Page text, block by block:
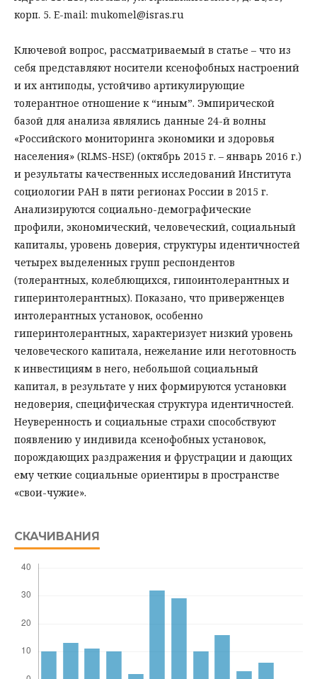
корп. 5. E-mail: mukomel@isras.ru
Ключевой вопрос, рассматриваемый в статье – что из
себя представляют носители ксенофобных настроений
и их антиподы, устойчиво артикулирующие
толерантное отношение к “иным”. Эмпирической
базой для анализа являлись данные 24-й волны
«Российского мониторинга экономики и здоровья
населения» (RLMS-HSE) (октябрь 2015 г. – январь 2016 г.)
и результаты качественных исследований Института
социологии РАН в пяти регионах России в 2015 г.
Анализируются социально-демографические
профили, экономический, человеческий, социальный
капиталы, уровень доверия, структуры идентичностей
четырех выделенных групп респондентов
(толерантных, колеблющихся, гипоинтолерантных и
гиперинтолерантных). Показано, что приверженцев
интолерантных установок, особенно
гиперинтолерантных, характеризует низкий уровень
человеческого капитала, нежелание или неготовность
к инвестициям в него, небольшой социальный
капитал, в результате у них формируются установки
недоверия, специфическая структура идентичностей.
Неуверенность и социальные страхи способствуют
появлению у индивида ксенофобных установок,
порождающих раздражения и фрустрации и дающих
ему четкие социальные ориентиры в пространстве
«свои-чужие».
СКАЧИВАНИЯ